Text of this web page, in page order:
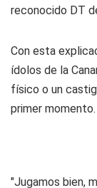
reconocido DT
Con esta
ídolos de la
físico o un
primer momento.
"Jugamos bien,